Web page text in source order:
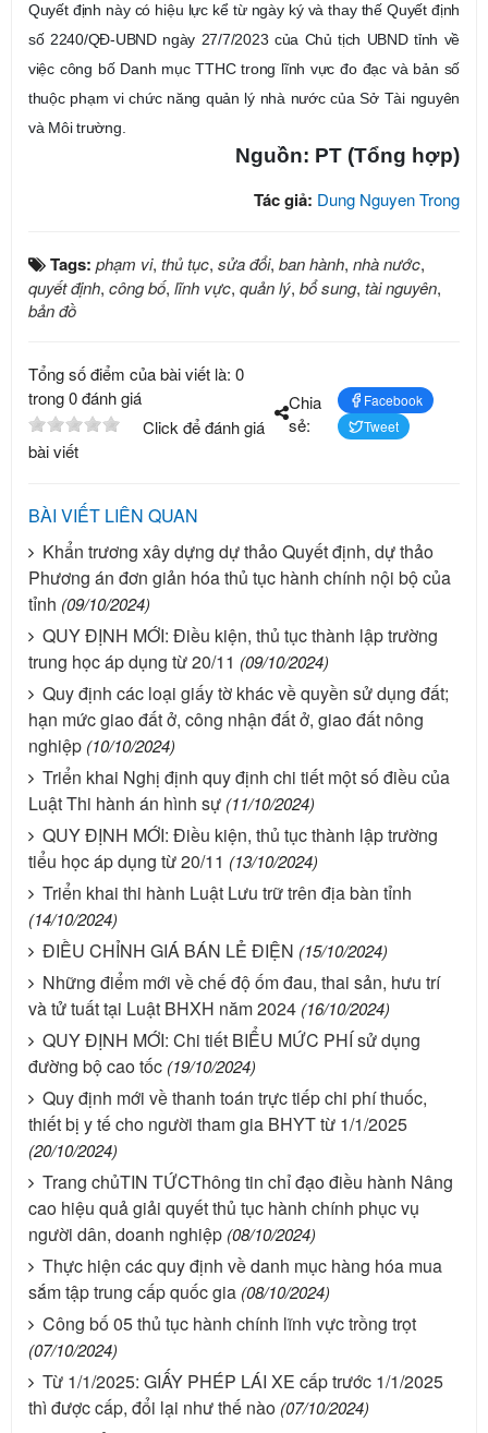
Quyết định này có hiệu lực kể từ ngày ký và thay thế Quyết định
số 2240/QĐ-UBND ngày 27/7/2023 của Chủ tịch UBND tỉnh về
việc công bố Danh mục TTHC trong lĩnh vực đo đạc và bản số
thuộc phạm vi chức năng quản lý nhà nước của Sở Tài nguyên
và Môi trường.
Nguồn: PT (Tổng hợp)
Tác giả: Dung Nguyen Trong
Tags: phạm vi, thủ tục, sửa đổi, ban hành, nhà nước,
quyết định, công bố, lĩnh vực, quản lý, bổ sung, tài nguyên,
bản đồ
Tổng số điểm của bài viết là: 0
trong 0 đánh giá
Click để đánh giá
bài viết
Chia
sẻ:
Facebook
Tweet
BÀI VIẾT LIÊN QUAN
Khẩn trương xây dựng dự thảo Quyết định, dự thảo
Phương án đơn giản hóa thủ tục hành chính nội bộ của
tỉnh (09/10/2024)
QUY ĐỊNH MỚI: Điều kiện, thủ tục thành lập trường
trung học áp dụng từ 20/11 (09/10/2024)
Quy định các loại giấy tờ khác về quyền sử dụng đất;
hạn mức giao đất ở, công nhận đất ở, giao đất nông
nghiệp (10/10/2024)
Triển khai Nghị định quy định chi tiết một số điều của
Luật Thi hành án hình sự (11/10/2024)
QUY ĐỊNH MỚI: Điều kiện, thủ tục thành lập trường
tiểu học áp dụng từ 20/11 (13/10/2024)
Triển khai thi hành Luật Lưu trữ trên địa bàn tỉnh
(14/10/2024)
ĐIỀU CHỈNH GIÁ BÁN LẺ ĐIỆN (15/10/2024)
Những điểm mới về chế độ ốm đau, thai sản, hưu trí
và tử tuất tại Luật BHXH năm 2024 (16/10/2024)
QUY ĐỊNH MỚI: Chi tiết BIỂU MỨC PHÍ sử dụng
đường bộ cao tốc (19/10/2024)
Quy định mới về thanh toán trực tiếp chi phí thuốc,
thiết bị y tế cho người tham gia BHYT từ 1/1/2025
(20/10/2024)
Trang chủTIN TỨCThông tin chỉ đạo điều hành Nâng
cao hiệu quả giải quyết thủ tục hành chính phục vụ
người dân, doanh nghiệp (08/10/2024)
Thực hiện các quy định về danh mục hàng hóa mua
sắm tập trung cấp quốc gia (08/10/2024)
Công bố 05 thủ tục hành chính lĩnh vực trồng trọt
(07/10/2024)
Từ 1/1/2025: GIẤY PHÉP LÁI XE cấp trước 1/1/2025
thì được cấp, đổi lại như thế nào (07/10/2024)